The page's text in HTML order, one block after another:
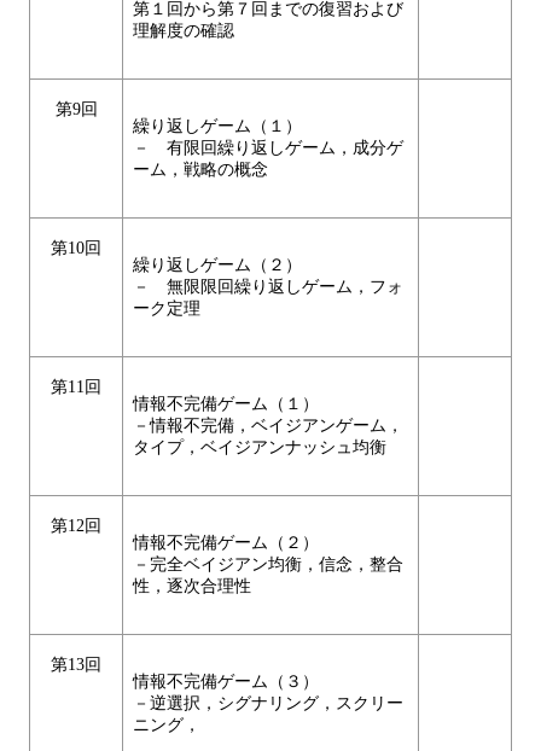
第１回から第７回までの復習および
理解度の確認
第9回
繰り返しゲーム（１）
－ 有限回繰り返しゲーム，成分ゲ
ーム，戦略の概念
第10回
繰り返しゲーム（２）
－ 無限限回繰り返しゲーム，フォ
ーク定理
第11回
情報不完備ゲーム（１）
－情報不完備，ベイジアンゲーム，
タイプ，ベイジアンナッシュ均衡
第12回
情報不完備ゲーム（２）
－完全ベイジアン均衡，信念，整合
性，逐次合理性
第13回
情報不完備ゲーム（３）
－逆選択，シグナリング，スクリー
ニング，